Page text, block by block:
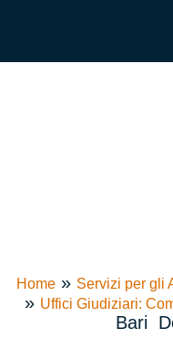
Home » Servizi per gli
» Uffici Giudiziari:
Bari